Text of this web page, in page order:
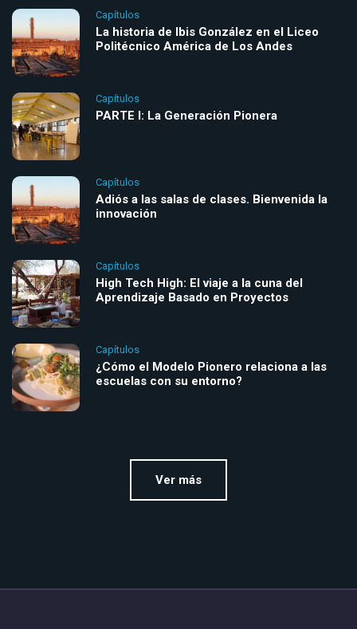
Capítulos
La historia de Ibis González en el Liceo
Politécnico América de Los Andes
Capítulos
PARTE I: La Generación Pionera
Capítulos
Adiós a las salas de clases. Bienvenida la
innovación
Capítulos
High Tech High: El viaje a la cuna del
Aprendizaje Basado en Proyectos
Capítulos
¿Cómo el Modelo Pionero relaciona a las
escuelas con su entorno?
Ver más